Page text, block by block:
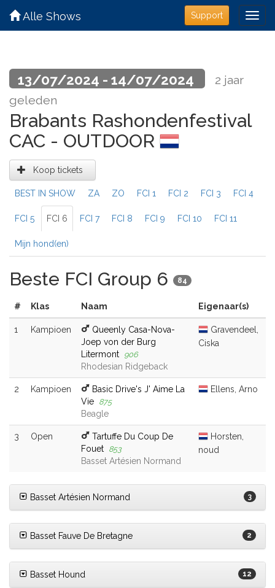
Support
Alle Shows
13/07/2024 - 14/07/2024
2 jaar
geleden
Brabants Rashondenfestival
CAC - OUTDOOR
Koop tickets
BEST IN SHOW ZA ZO FCI 1 FCI 2 FCI 3 FCI 4
FCI 5 FCI 6 FCI 7 FCI 8 FCI 9 FCI 10 FCI 11
Mijn hond(en)
Beste FCI Group 6 84
# Klas Naam Eigenaar(s)
1 Kampioen
Queenly Casa-Nova-
Joep von der Burg
Litermont 906
Rhodesian Ridgeback
Gravendeel,
Ciska
2 Kampioen
Basic Drive's J' Aime La
Vie 875
Beagle
Ellens, Arno
3 Open
Tartuffe Du Coup De
Fouet 853
Basset Artésien Normand
Horsten,
noud
Basset Artésien Normand 3
Basset Fauve De Bretagne 2
Basset Hound 12